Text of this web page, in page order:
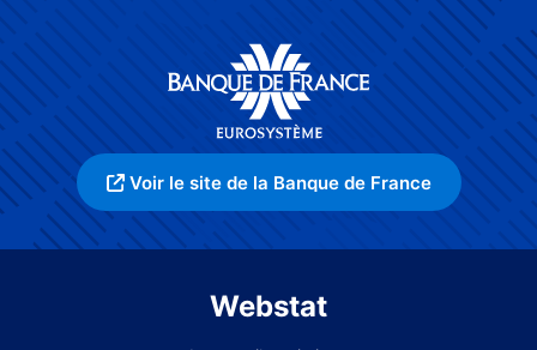
Voir le site de la Banque de France
Webstat